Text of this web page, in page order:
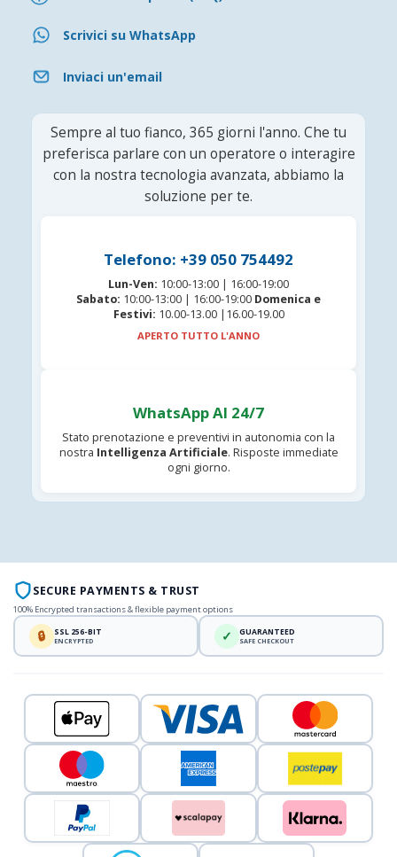
Scrivici su WhatsApp
Inviaci un'email
Sempre al tuo fianco, 365 giorni l'anno. Che tu
preferisca parlare con un operatore o interagire
con la nostra tecnologia avanzata, abbiamo la
soluzione per te.
Telefono: +39 050 754492
Lun-Ven: 10:00-13:00 | 16:00-19:00
Sabato: 10:00-13:00 | 16:00-19:00 Domenica e
Festivi: 10.00-13.00 |16.00-19.00
APERTO TUTTO L'ANNO
WhatsApp AI 24/7
Stato prenotazione e preventivi in autonomia con la
nostra Intelligenza Artificiale. Risposte immediate
ogni giorno.
SECURE PAYMENTS & TRUST
100% Encrypted transactions & flexible payment options
🔒 SSL 256-BIT
ENCRYPTED ✓ GUARANTEED
SAFE CHECKOUT